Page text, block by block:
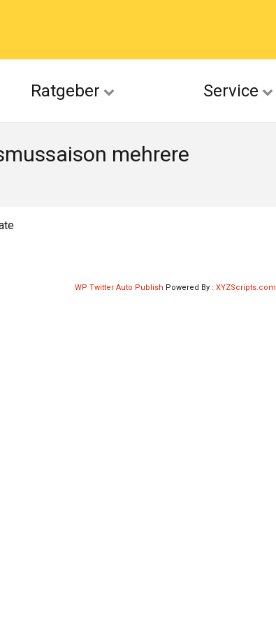
Flickr
Ratgeber Service
mehrere
WP Twitter Auto Publish Powered By : XYZScripts.com